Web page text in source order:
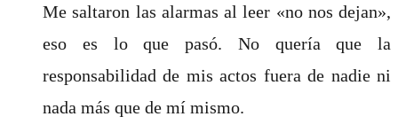
Me saltaron las alarmas al leer «no nos dejan»,
eso es lo que pasó. No quería que la
responsabilidad de mis actos fuera de nadie ni
nada más que de mí mismo.